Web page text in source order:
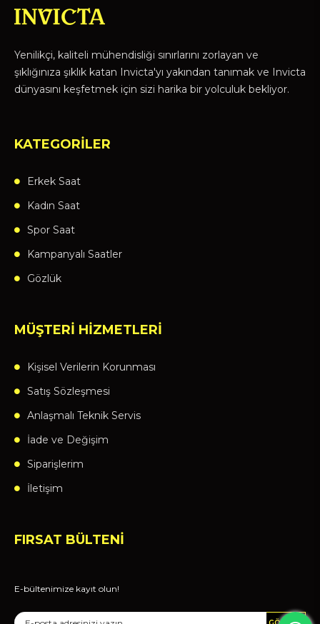
Yenilikçi, kaliteli mühendisliği sınırlarını zorlayan ve
şıklığınıza şıklık katan Invicta'yı yakından tanımak ve Invicta
dünyasını keşfetmek için sizi harika bir yolculuk bekliyor.
KATEGORİLER
Erkek Saat
Kadın Saat
Spor Saat
Kampanyalı Saatler
Gözlük
MÜŞTERİ HİZMETLERİ
Kişisel Verilerin Korunması
Satış Sözleşmesi
Anlaşmalı Teknik Servis
İade ve Değişim
Siparişlerim
İletişim
FIRSAT BÜLTENİ
E-bültenimize kayıt olun!